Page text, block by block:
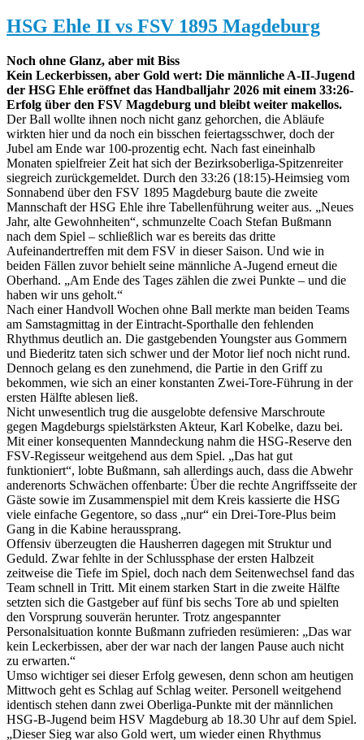
HSG Ehle II vs FSV 1895 Magdeburg
Noch ohne Glanz, aber mit Biss
Kein Leckerbissen, aber Gold wert: Die männliche A-II-Jugend
der HSG Ehle eröffnet das Handballjahr 2026 mit einem 33:26-
Erfolg über den FSV Magdeburg und bleibt weiter makellos.
Der Ball wollte ihnen noch nicht ganz gehorchen, die Abläufe
wirkten hier und da noch ein bisschen feiertagsschwer, doch der
Jubel am Ende war 100-prozentig echt. Nach fast eineinhalb
Monaten spielfreier Zeit hat sich der Bezirksoberliga-Spitzenreiter
siegreich zurückgemeldet. Durch den 33:26 (18:15)-Heimsieg vom
Sonnabend über den FSV 1895 Magdeburg baute die zweite
Mannschaft der HSG Ehle ihre Tabellenführung weiter aus. „Neues
Jahr, alte Gewohnheiten“, schmunzelte Coach Stefan Bußmann
nach dem Spiel – schließlich war es bereits das dritte
Aufeinandertreffen mit dem FSV in dieser Saison. Und wie in
beiden Fällen zuvor behielt seine männliche A-Jugend erneut die
Oberhand. „Am Ende des Tages zählen die zwei Punkte – und die
haben wir uns geholt.“
Nach einer Handvoll Wochen ohne Ball merkte man beiden Teams
am Samstagmittag in der Eintracht-Sporthalle den fehlenden
Rhythmus deutlich an. Die gastgebenden Youngster aus Gommern
und Biederitz taten sich schwer und der Motor lief noch nicht rund.
Dennoch gelang es den zunehmend, die Partie in den Griff zu
bekommen, wie sich an einer konstanten Zwei-Tore-Führung in der
ersten Hälfte ablesen ließ.
Nicht unwesentlich trug die ausgelobte defensive Marschroute
gegen Magdeburgs spielstärksten Akteur, Karl Kobelke, dazu bei.
Mit einer konsequenten Manndeckung nahm die HSG-Reserve den
FSV-Regisseur weitgehend aus dem Spiel. „Das hat gut
funktioniert“, lobte Bußmann, sah allerdings auch, dass die Abwehr
anderenorts Schwächen offenbarte: Über die rechte Angriffsseite der
Gäste sowie im Zusammenspiel mit dem Kreis kassierte die HSG
viele einfache Gegentore, so dass „nur“ ein Drei-Tore-Plus beim
Gang in die Kabine heraussprang.
Offensiv überzeugten die Hausherren dagegen mit Struktur und
Geduld. Zwar fehlte in der Schlussphase der ersten Halbzeit
zeitweise die Tiefe im Spiel, doch nach dem Seitenwechsel fand das
Team schnell in Tritt. Mit einem starken Start in die zweite Hälfte
setzten sich die Gastgeber auf fünf bis sechs Tore ab und spielten
den Vorsprung souverän herunter. Trotz angespannter
Personalsituation konnte Bußmann zufrieden resümieren: „Das war
kein Leckerbissen, aber der war nach der langen Pause auch nicht
zu erwarten.“
Umso wichtiger sei dieser Erfolg gewesen, denn schon am heutigen
Mittwoch geht es Schlag auf Schlag weiter. Personell weitgehend
identisch stehen dann zwei Oberliga-Punkte mit der männlichen
HSG-B-Jugend beim HSV Magdeburg ab 18.30 Uhr auf dem Spiel.
„Dieser Sieg war also Gold wert, um wieder einen Rhythmus